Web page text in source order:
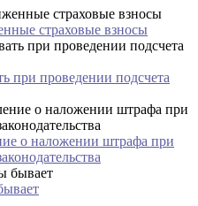
страховые взносы
при проведении подсчета
о наложении штрафа при